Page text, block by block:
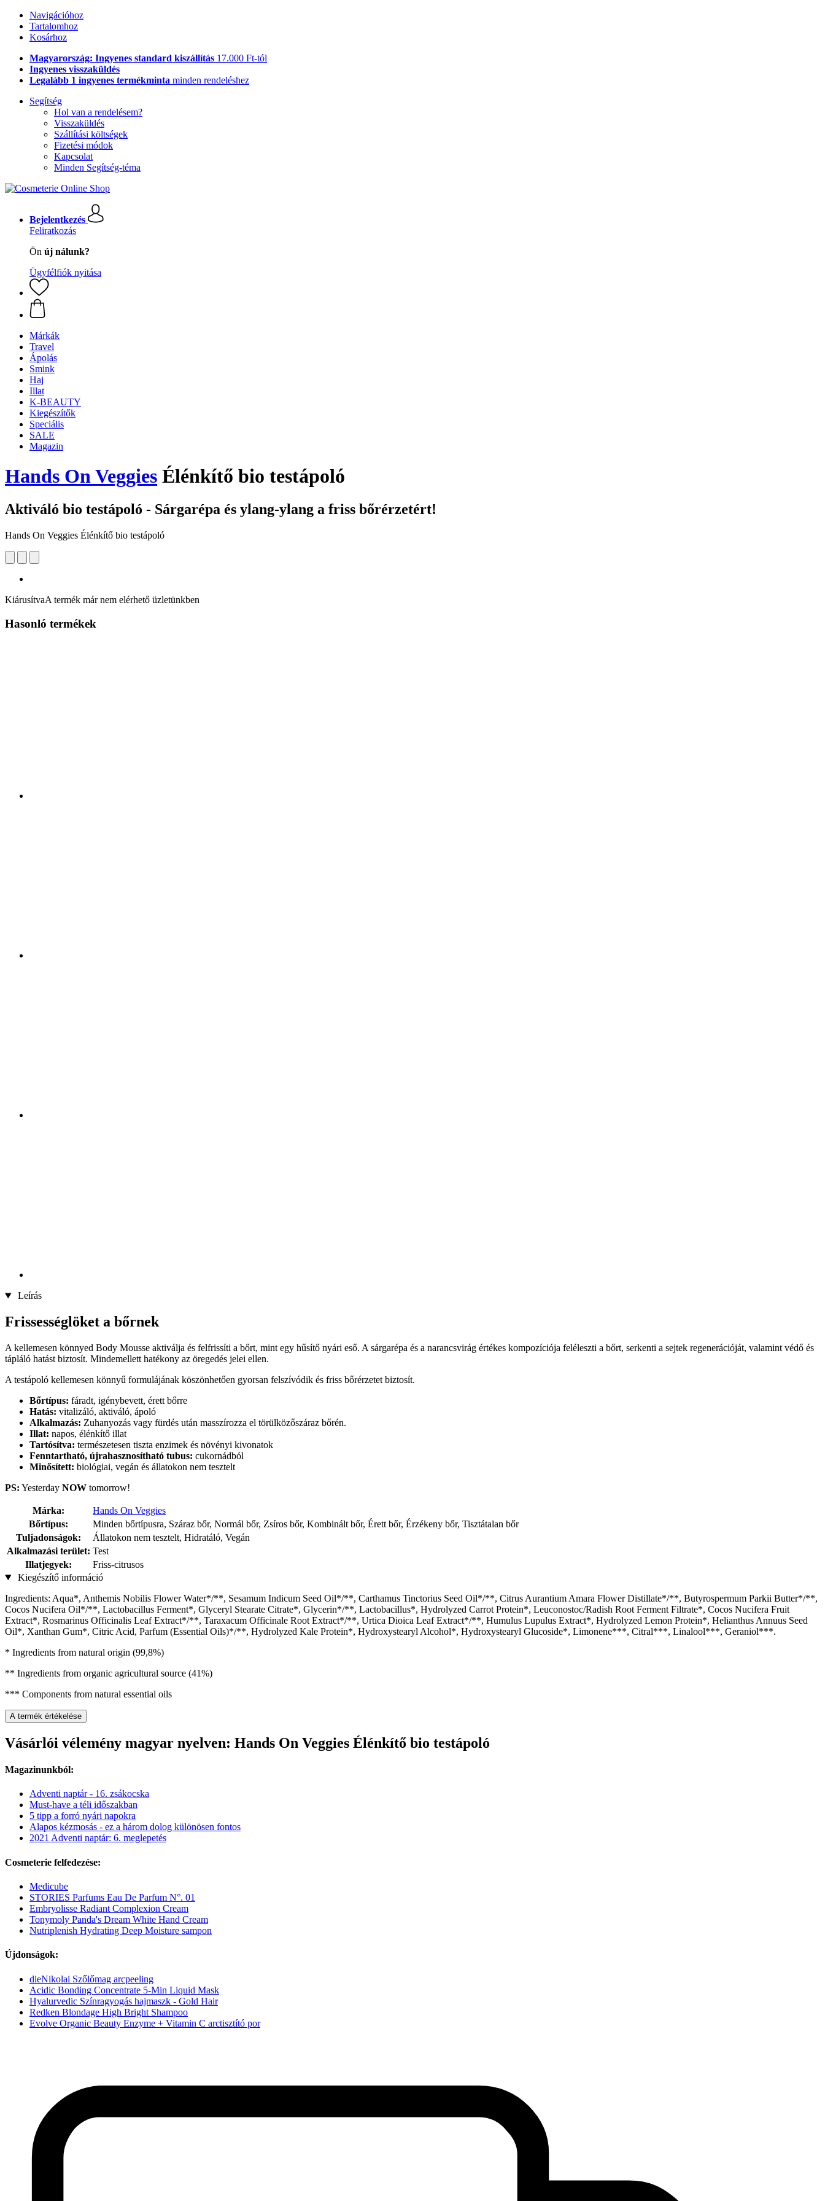
Navigációhoz
Tartalomhoz
Kosárhoz
Magyarország: Ingyenes standard kiszállítás 17.000 Ft-tól
Ingyenes visszaküldés
Legalább 1 ingyenes termékminta minden rendeléshez
Segítség
Hol van a rendelésem?
Visszaküldés
Szállítási költségek
Fizetési módok
Kapcsolat
Minden Segítség-téma
Bejelentkezés
Feliratkozás
Ön új nálunk?
Ügyfélfiók nyitása
Márkák
Travel
Ápolás
Smink
Haj
Illat
K-BEAUTY
Kiegészítők
Speciális
SALE
Magazin
Hands On Veggies Élénkítő bio testápoló
Aktiváló bio testápoló - Sárgarépa és ylang-ylang a friss bőrérzetért!
Hands On Veggies Élénkítő bio testápoló
KiárusítvaA termék már nem elérhető üzletünkben
Hasonló termékek
Leírás
Frissességlöket a bőrnek
A kellemesen könnyed Body Mousse aktiválja és felfrissíti a bőrt, mint egy hűsítő nyári eső. A sárgarépa és a narancsvirág értékes kompozíciója feléleszti a bőrt, serkenti a sejtek regenerációját, valamint védő és
tápláló hatást biztosít. Mindemellett hatékony az öregedés jelei ellen.
A testápoló kellemesen könnyű formulájának köszönhetően gyorsan felszívódik és friss bőrérzetet biztosít.
Bőrtípus: fáradt, igénybevett, érett bőrre
Hatás: vitalizáló, aktiváló, ápoló
Alkalmazás: Zuhanyozás vagy fürdés után masszírozza el törülközőszáraz bőrén.
Illat: napos, élénkítő illat
Tartósítva: természetesen tiszta enzimek és növényi kivonatok
Fenntartható, újrahasznosítható tubus: cukornádból
Minősített: biológiai, vegán és állatokon nem tesztelt
PS: Yesterday NOW tomorrow!
Márka:
Hands On Veggies
Bőrtípus:
Minden bőrtípusra, Száraz bőr, Normál bőr, Zsíros bőr, Kombinált bőr, Érett bőr, Érzékeny bőr, Tisztátalan bőr
Tuljadonságok:
Állatokon nem tesztelt, Hidratáló, Vegán
Alkalmazási terület: Test
Illatjegyek:
Friss-citrusos
Kiegészítő információ
Ingredients: Aqua*, Anthemis Nobilis Flower Water*/**, Sesamum Indicum Seed Oil*/**, Carthamus Tinctorius Seed Oil*/**, Citrus Aurantium Amara Flower Distillate*/**, Butyrospermum Parkii Butter*/**,
Cocos Nucifera Oil*/**, Lactobacillus Ferment*, Glyceryl Stearate Citrate*, Glycerin*/**, Lactobacillus*, Hydrolyzed Carrot Protein*, Leuconostoc/Radish Root Ferment Filtrate*, Cocos Nucifera Fruit
Extract*, Rosmarinus Officinalis Leaf Extract*/**, Taraxacum Officinale Root Extract*/**, Urtica Dioica Leaf Extract*/**, Humulus Lupulus Extract*, Hydrolyzed Lemon Protein*, Helianthus Annuus Seed
Oil*, Xanthan Gum*, Citric Acid, Parfum (Essential Oils)*/**, Hydrolyzed Kale Protein*, Hydroxystearyl Alcohol*, Hydroxystearyl Glucoside*, Limonene***, Citral***, Linalool***, Geraniol***.
* Ingredients from natural origin (99,8%)
** Ingredients from organic agricultural source (41%)
*** Components from natural essential oils
A termék értékelése
Vásárlói vélemény magyar nyelven: Hands On Veggies Élénkítő bio testápoló
Magazinunkból:
Adventi naptár - 16. zsákocska
Must-have a téli időszakban
5 tipp a forró nyári napokra
Alapos kézmosás - ez a három dolog különösen fontos
2021 Adventi naptár: 6. meglepetés
Cosmeterie felfedezése:
Medicube
STORIES Parfums Eau De Parfum N°. 01
Embryolisse Radiant Complexion Cream
Tonymoly Panda's Dream White Hand Cream
Nutriplenish Hydrating Deep Moisture sampon
Újdonságok:
dieNikolai Szőlőmag arcpeeling
Acidic Bonding Concentrate 5-Min Liquid Mask
Hyalurvedic Színragyogás hajmaszk - Gold Hair
Redken Blondage High Bright Shampoo
Evolve Organic Beauty Enzyme + Vitamin C arctisztító por